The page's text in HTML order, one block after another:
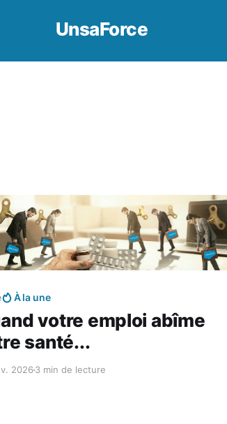
UnsaForce
À la une
votre emploi abîme
santé...
20263 min de lecture